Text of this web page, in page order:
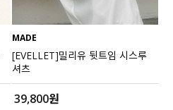
MADE
[EVELLET]밀리유 뒷트임 시스루
셔츠
39,800원